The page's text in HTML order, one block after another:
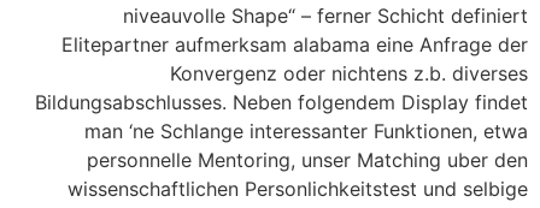
niveauvolle Shape“ – ferner Schicht definiert
Elitepartner aufmerksam alabama eine Anfrage der
Konvergenz oder nichtens z.b. diverses
Bildungsabschlusses. Neben folgendem Display findet
man ‘ne Schlange interessanter Funktionen, etwa
personnelle Mentoring, unser Matching uber den
wissenschaftlichen Personlichkeitstest und selbige